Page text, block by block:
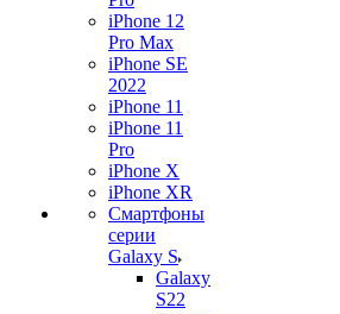
iPhone 12
Pro Max
iPhone SE
2022
iPhone 11
iPhone 11
Pro
iPhone X
iPhone XR
Смартфоны
серии
Galaxy S
Galaxy
S22